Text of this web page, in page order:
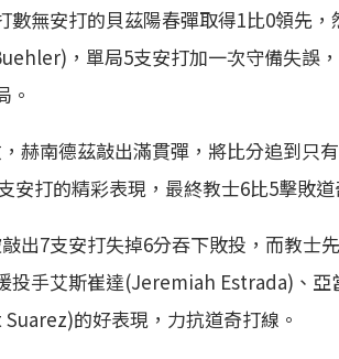
數無安打的貝茲陽春彈取得1比0領先
，單局5支安打加一次守備失誤
。
赫南德茲敲出滿貫彈，將比分追到只
安打的精彩表現，最終教士6比5擊敗
出7支安打失掉6分吞下敗投，而教士
投手艾斯崔達(Jeremiah Estrada)、
的好表現，力抗道奇打線。